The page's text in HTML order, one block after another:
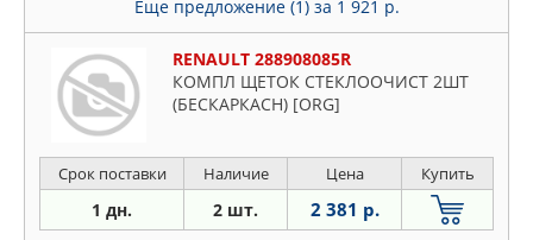
Еще предложение (1) за 1 921 р.
RENAULT 288908085R
КОМПЛ ЩЕТОК СТЕКЛООЧИСТ 2ШТ
(БЕСКАРКАСН) [ORG]
Срок поставки Наличие Цена Купить
1 дн. 2 шт. 2 381 р.